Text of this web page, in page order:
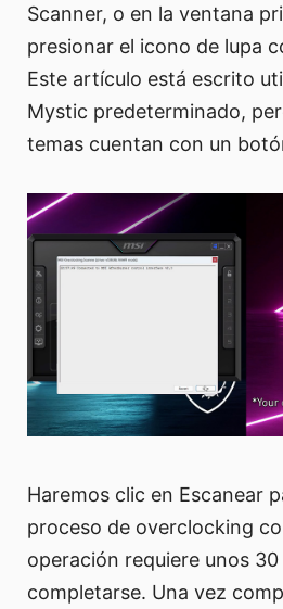
Scanner, o en la ventana
presionar el icono de lupa
Este artículo está escrito
Mystic predeterminado,
temas cuentan con un
Haremos clic en Escanear
proceso de overclocking
operación requiere unos
completarse. Una vez